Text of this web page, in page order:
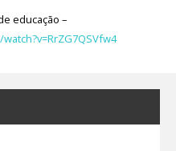
educação –